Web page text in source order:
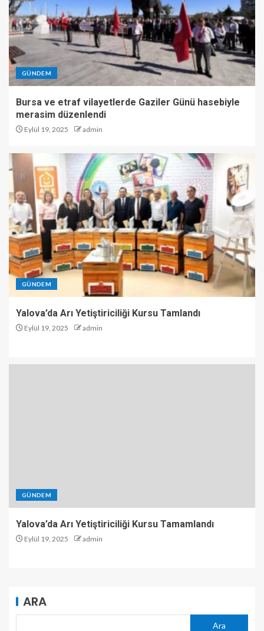
GÜNDEM
Bursa ve etraf vilayetlerde Gaziler Günü hasebiyle
merasim düzenlendi
Eylül 19, 2025 admin
GÜNDEM
Yalova’da Arı Yetiştiriciliği Kursu Tamlandı
Eylül 19, 2025 admin
GÜNDEM
Yalova’da Arı Yetiştiriciliği Kursu Tamamlandı
Eylül 19, 2025 admin
ARA
Ara